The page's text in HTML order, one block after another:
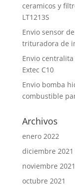
ceramicos y
LT1213S
Envio sensor
trituradora de
Envio
Extec C10
Envio bomba
combustible
Archivos
enero 2022
diciembre 2021
noviembre 2021
octubre 2021